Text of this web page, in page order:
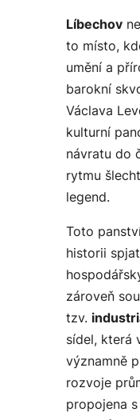
Líbechov
to místo,
umění a
barokní
Václava
kulturní
návratu do
rytmu
legend.
Toto
historii
zároveň
tzv.
sídel, která
významně
rozvoje
propojena